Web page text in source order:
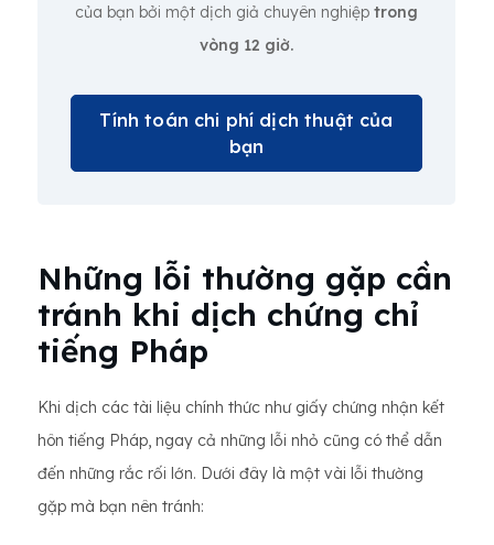
của bạn bởi một dịch giả chuyên nghiệp trong
vòng 12 giờ.
Tính toán chi phí dịch thuật của
bạn
Những lỗi thường gặp cần
tránh khi dịch chứng chỉ
tiếng Pháp
Khi dịch các tài liệu chính thức như giấy chứng nhận kết
hôn tiếng Pháp, ngay cả những lỗi nhỏ cũng có thể dẫn
đến những rắc rối lớn. Dưới đây là một vài lỗi thường
gặp mà bạn nên tránh: